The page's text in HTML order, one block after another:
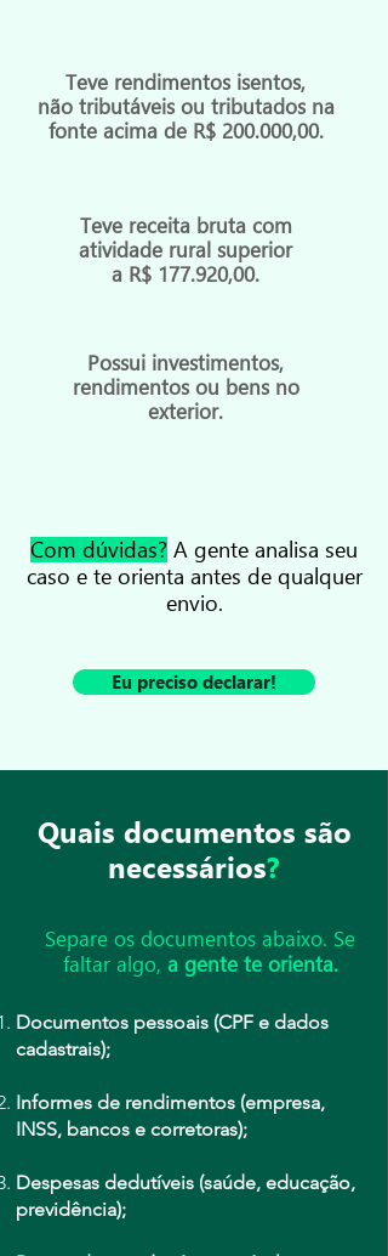
Teve rendimentos isentos,
não tributáveis ou tributados na
fonte acima de R$ 200.000,00.
Teve receita bruta com
atividade rural superior
a R$ 177.920,00.
Possui investimentos,
rendimentos ou bens no
exterior.
Com dúvidas? A gente analisa seu
caso e te orienta antes de qualquer
envio.
Eu preciso declarar!
Quais documentos são
necessários?
Separe os documentos abaixo. Se
faltar algo, a gente te orienta.
Documentos pessoais (CPF e dados
cadastrais);
Informes de rendimentos (empresa,
INSS, bancos e corretoras);
Despesas dedutíveis (saúde, educação,
previdência);